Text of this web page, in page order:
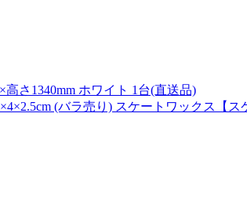
さ1340mm ホワイト 1台(直送品)
(バラ売り) スケートワックス【